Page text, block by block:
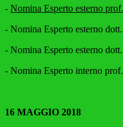
- Nomina Esperto esterno
- Nomina Esperto esterno
- Nomina Esperto esterno
- Nomina Esperto interno
16 MAGGIO 2018